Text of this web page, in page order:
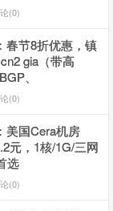
(0)
春节8折优惠，镇
gia（带高
、
(0)
美国Cera机房
元，1核/1G/三网
选
(0)